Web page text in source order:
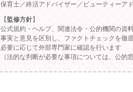
保育士／終活アドバイザー／ビューティー
【 監修方針】
公式規約・ヘルプ、関連法令・公的機関の資
事実と意見を区別し、ファクトチェックを徹
必要に応じて外部専門家に確認を行います
（法的な判断が必要な事項については、公的